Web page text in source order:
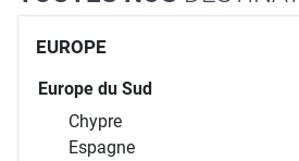
EUROPE
Europe du Sud
Chypre
Espagne